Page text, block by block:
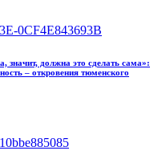
значит, должна это сделать сама»:
– откровения тюменского